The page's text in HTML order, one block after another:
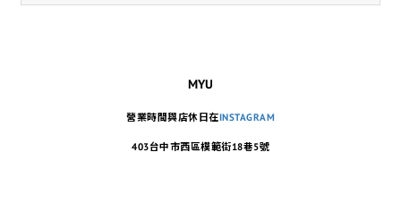
MYU
營業時間與店休日在INSTAGRAM
403台中市西區模範街18巷5號